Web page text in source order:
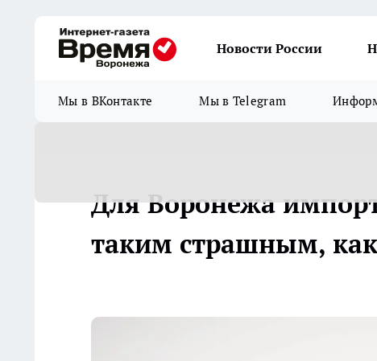
Новости России
Мы в ВКонтакте Мы в Telegram
Для Воронежа
таким страшным,